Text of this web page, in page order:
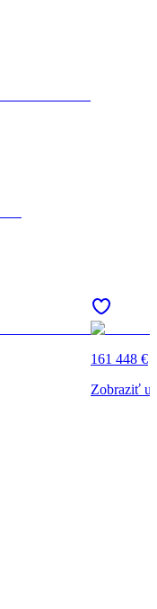
161 448 €
Zobraziť